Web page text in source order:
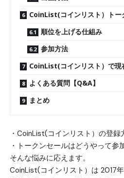
CoinList(コインリスト）トー
順位を上げる仕組み
参加方法
CoinList(コインリスト）で現
よくある質問【Q&A】
まとめ
・CoinList(コインリスト）の登録
・トークンセールはどうやって参
そんな悩みに応えます。
CoinList(コインリスト）は 2017年